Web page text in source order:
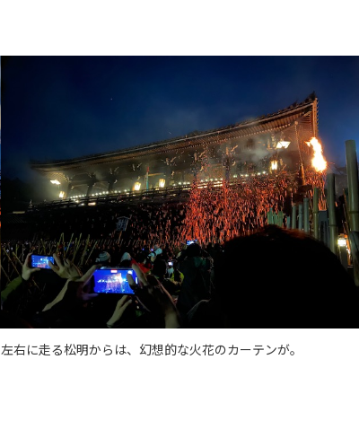
左右に走る松明からは、幻想的な火花のカーテンが。